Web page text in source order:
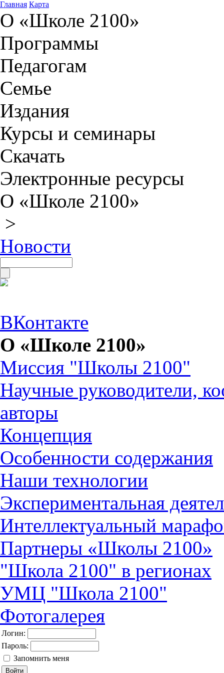
Главная Карта
О «Школе 2100»
Программы
Педагогам
Семье
Издания
Курсы и семинары
Скачать
Электронные ресурсы
О «Школе 2100»
>
Новости
ВКонтакте
О «Школе 2100»
Миссия "Школы 2100"
Научные руководители,
авторы
Концепция
Особенности содержания
Наши технологии
Экспериментальная
Интеллектуальный
Партнеры «Школы 2100»
"Школа 2100" в регионах
УМЦ "Школа 2100"
Фотогалерея
Логин:
Пароль:
Запомнить меня